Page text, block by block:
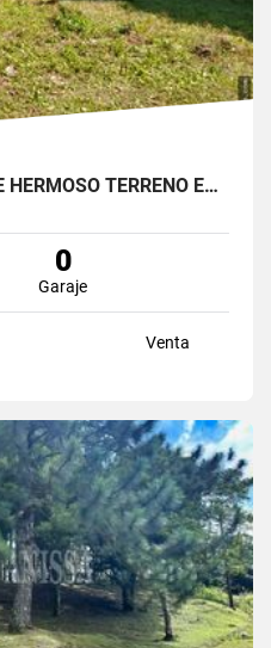
OPORTUNIDAD! SE VENDE HERMOSO TERRENO EN ALTOS DEL MARIA
0
Garaje
Venta